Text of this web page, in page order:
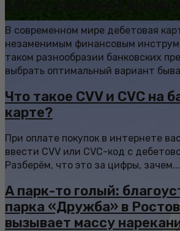
В современном мире дебетовая
незаменимым финансовым
таком разнообразии банковских
выбрать оптимальный вариант
Что такое CVV и CVC на
карте?
При оплате покупок в интернете
ввести CVV или CVC-код с
Разберём, что это за цифры, зачем...
А парк-то голый:
парка «Дружба» в
вызывает массу